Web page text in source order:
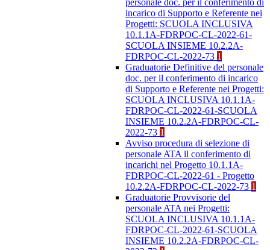
personale doc. per il conferimento di
incarico di Supporto e Referente nei
Progetti: SCUOLA INCLUSIVA
10.1.1A-FDRPOC-CL-2022-61-
SCUOLA INSIEME 10.2.2A-
FDRPOC-CL-2022-73 1
Graduatorie Definitive del personale
doc. per il conferimento di incarico
di Supporto e Referente nei Progetti:
SCUOLA INCLUSIVA 10.1.1A-
FDRPOC-CL-2022-61-SCUOLA
INSIEME 10.2.2A-FDRPOC-CL-
2022-73 1
Avviso procedura di selezione di
personale ATA il conferimento di
incarichi nel Progetto 10.1.1A-
FDRPOC-CL-2022-61 - Progetto
10.2.2A-FDRPOC-CL-2022-73 1
Graduatorie Provvisorie del
personale ATA nei Progetti:
SCUOLA INCLUSIVA 10.1.1A-
FDRPOC-CL-2022-61-SCUOLA
INSIEME 10.2.2A-FDRPOC-CL-